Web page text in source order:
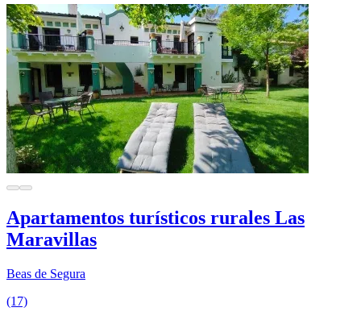
Apartamentos turísticos rurales Las
Maravillas
Beas de Segura
(17)